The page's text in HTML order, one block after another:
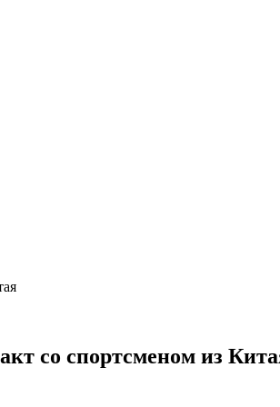
со спортсменом из